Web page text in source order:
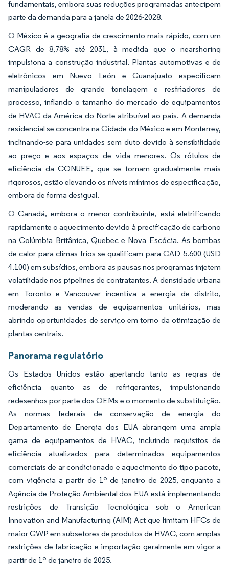
fundamentais, embora suas reduções programadas antecipem
parte da demanda para a janela de 2026-2028.
O México é a geografia de crescimento mais rápido, com um
CAGR de 8,78% até 2031, à medida que o nearshoring
impulsiona a construção industrial. Plantas automotivas e de
eletrônicos em Nuevo León e Guanajuato especificam
manipuladores de grande tonelagem e resfriadores de
processo, inflando o tamanho do mercado de equipamentos
de HVAC da América do Norte atribuível ao país. A demanda
residencial se concentra na Cidade do México e em Monterrey,
inclinando-se para unidades sem duto devido à sensibilidade
ao preço e aos espaços de vida menores. Os rótulos de
eficiência da CONUEE, que se tornam gradualmente mais
rigorosos, estão elevando os níveis mínimos de especificação,
embora de forma desigual.
O Canadá, embora o menor contribuinte, está eletrificando
rapidamente o aquecimento devido à precificação de carbono
na Colúmbia Britânica, Quebec e Nova Escócia. As bombas
de calor para climas frios se qualificam para CAD 5.600 (USD
4.100) em subsídios, embora as pausas nos programas injetem
volatilidade nos pipelines de contratantes. A densidade urbana
em Toronto e Vancouver incentiva a energia de distrito,
moderando as vendas de equipamentos unitários, mas
abrindo oportunidades de serviço em torno da otimização de
plantas centrais.
Panorama regulatório
Os Estados Unidos estão apertando tanto as regras de
eficiência quanto as de refrigerantes, impulsionando
redesenhos por parte dos OEMs e o momento de substituição.
As normas federais de conservação de energia do
Departamento de Energia dos EUA abrangem uma ampla
gama de equipamentos de HVAC, incluindo requisitos de
eficiência atualizados para determinados equipamentos
comerciais de ar condicionado e aquecimento do tipo pacote,
com vigência a partir de 1º de janeiro de 2025, enquanto a
Agência de Proteção Ambiental dos EUA está implementando
restrições de Transição Tecnológica sob o American
Innovation and Manufacturing (AIM) Act que limitam HFCs de
maior GWP em subsetores de produtos de HVAC, com amplas
restrições de fabricação e importação geralmente em vigor a
partir de 1º de janeiro de 2025.